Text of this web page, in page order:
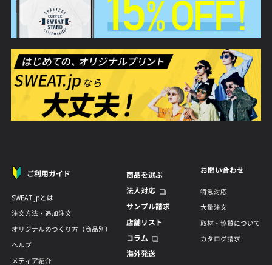
ご利用ガイド
SWEAT.jpとは
注文方法・追加注文
オリジナルのつくり方（商品別）
ヘルプ
メディア紹介
商品を選ぶ
法人対応
サンプル請求
店舗リスト
コラム
海外発送
お問い合わせ
特急対応
大量注文
取材・協賛について
カタログ請求